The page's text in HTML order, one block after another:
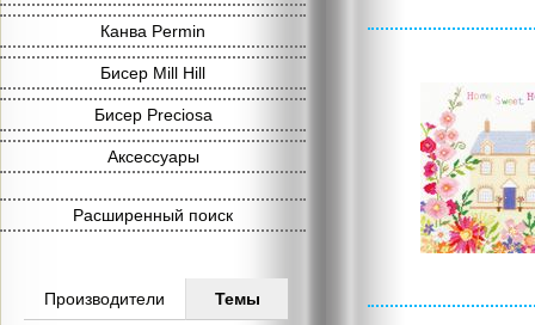
Канва Permin
Бисер Mill Hill
Бисер Preciosa
Аксессуары
Расширенный поиск
Производители Темы